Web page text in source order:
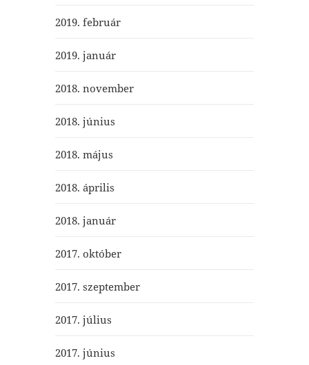
2019. február
2019. január
2018. november
2018. június
2018. május
2018. április
2018. január
2017. október
2017. szeptember
2017. július
2017. június